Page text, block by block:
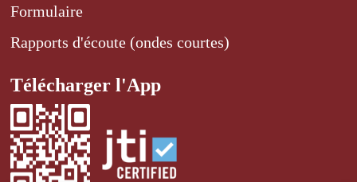
Formulaire
Rapports d'écoute (ondes courtes)
Télécharger l'App